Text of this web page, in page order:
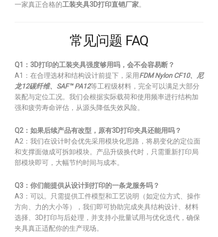
一家真正合格的工装夹具3D打印直销厂家。
常见问题 FAQ
Q1：3D打印的工装夹具强度够用吗，会不会容易断？
A1：在合理选材和结构设计前提下，采用FDM Nylon CF10、尼
龙12碳纤维、SAF™ PA12等工程级材料，完全可以满足大部分
装配与定位工况。我们会根据实际载荷和使用频率进行结构加
强和疲劳寿命评估，从源头降低失效风险。
Q2：如果后续产品有改型，原有3D打印夹具还能用吗？
A2：我们在设计时会优先采用模块化思路，将易变化的定位面
和支撑面做成可拆卸模块。产品升级换代时，只需重新打印局
部模块即可，大幅节约时间与成本。
Q3：你们能提供从设计到打印的一条龙服务吗？
A3：可以。只需提供工件模型和工艺说明（如定位方式、操作
方向、力的大小等），我们即可协助完成夹具结构设计、材料
选择、3D打印与后处理，并支持小批量试用与优化迭代，确保
夹具真正适配你的生产现场。